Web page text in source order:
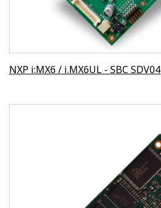
NXP i:MX6 / i.MX6UL - SBC SDV04